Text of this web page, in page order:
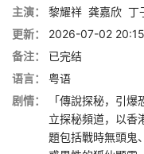
主演：
黎耀祥 龚嘉欣 丁
更新：
2026-07-02 20:15
备注：
已完结
语言：
粤语
剧情：
「傳說探秘，引
立探秘頻道，以香
題包括戰時無頭鬼